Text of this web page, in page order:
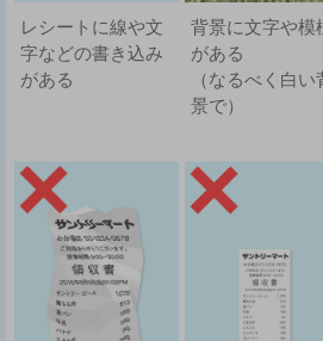
レシートに線や文
字などの書き込み
がある
背景に文字や模
がある
（なるべく白い
景で）